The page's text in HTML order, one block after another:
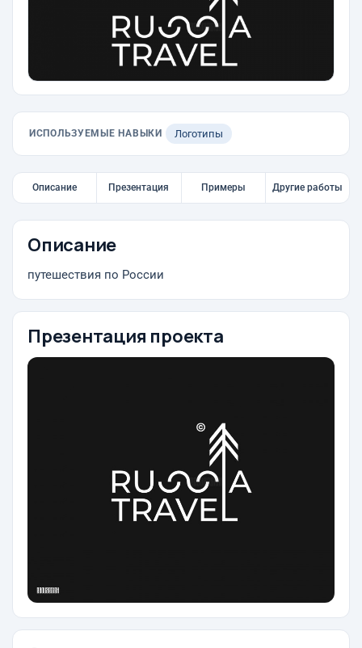
ИСПОЛЬЗУЕМЫЕ НАВЫКИ Логотипы
Описание Презентация Примеры Другие работы
Описание
путешествия по России
Презентация проекта